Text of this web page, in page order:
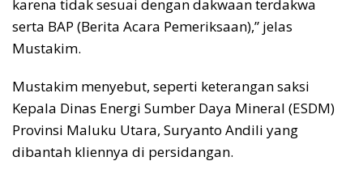
karena tidak sesuai dengan dakwaan terdakwa
serta BAP (Berita Acara Pemeriksaan),” jelas
Mustakim.
Mustakim menyebut, seperti keterangan saksi
Kepala Dinas Energi Sumber Daya Mineral (ESDM)
Provinsi Maluku Utara, Suryanto Andili yang
dibantah kliennya di persidangan.